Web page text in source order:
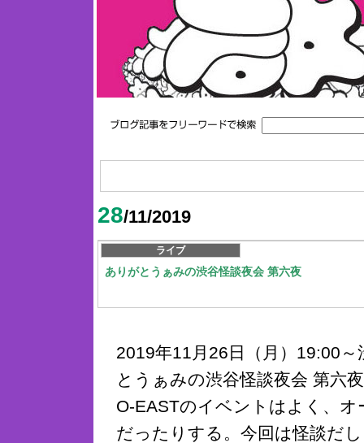
28/11/2019
ライブ
ありがとうぁみの渋谷怪談夜会 第六夜
2019年11月26日（月）19:00
とうぁみの渋谷怪談夜会 第六夜
O-EASTのイベントはよく、
だったりする。今回は怪談だ